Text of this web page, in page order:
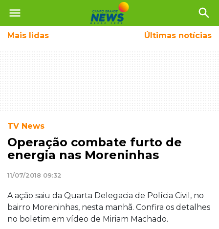
menu search
Mais lidas Últimas notícias
TV News
Operação combate furto de
energia nas Moreninhas
11/07/2018 09:32
A ação saiu da Quarta Delegacia de Polícia Civil, no
bairro Moreninhas, nesta manhã. Confira os detalhes
no boletim em vídeo de Miriam Machado.